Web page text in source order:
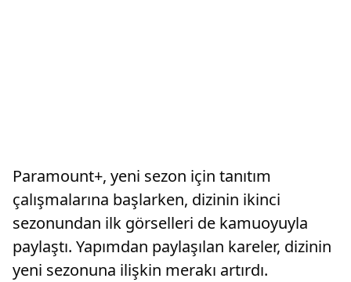
Paramount+, yeni sezon için tanıtım
çalışmalarına başlarken, dizinin ikinci
sezonundan ilk görselleri de kamuoyuyla
paylaştı. Yapımdan paylaşılan kareler, dizinin
yeni sezonuna ilişkin merakı artırdı.